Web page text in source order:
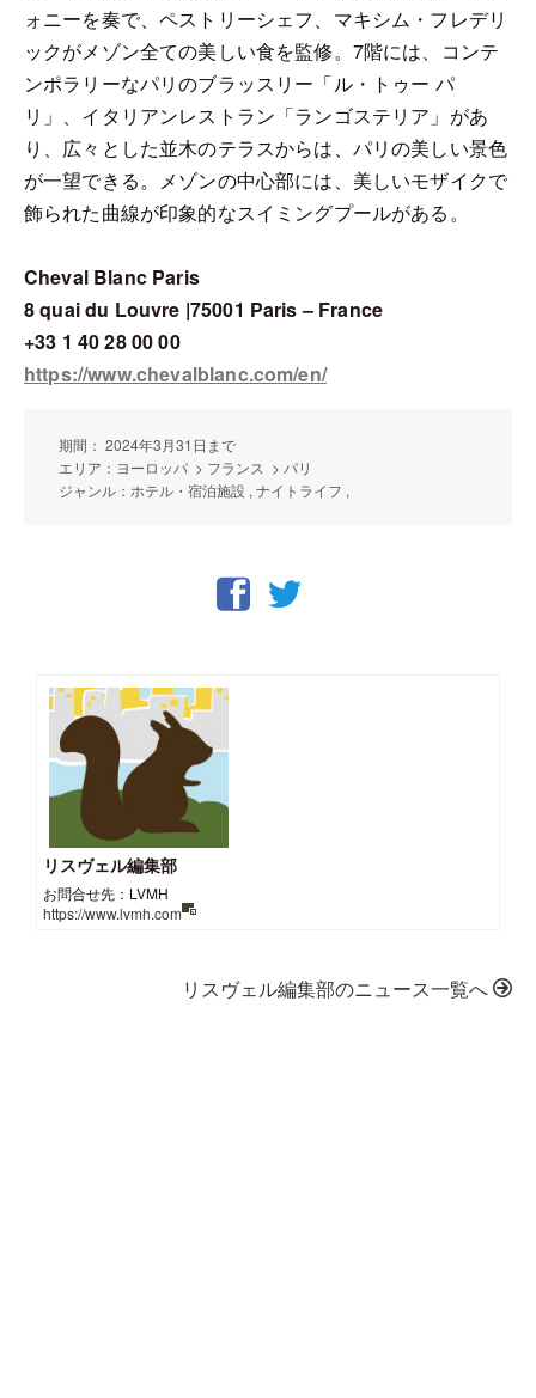
ォニーを奏で、ペストリーシェフ、マキシム・フレデリ
ックがメゾン全ての美しい食を監修。7階には、コンテ
ンポラリーなパリのブラッスリー「ル・トゥー パ
リ」、イタリアンレストラン「ランゴステリア」があ
り、広々とした並木のテラスからは、パリの美しい景色
が一望できる。メゾンの中心部には、美しいモザイクで
飾られた曲線が印象的なスイミングプールがある。
Cheval Blanc Paris
8 quai du Louvre |75001 Paris – France
+33 1 40 28 00 00
https://www.chevalblanc.com/en/
期間： 2024年3月31日まで
エリア：ヨーロッパ > フランス > パリ
ジャンル：ホテル・宿泊施設 , ナイトライフ ,
リスヴェル編集部
お問合せ先：LVMH
https://www.lvmh.com
リスヴェル編集部のニュース一覧へ